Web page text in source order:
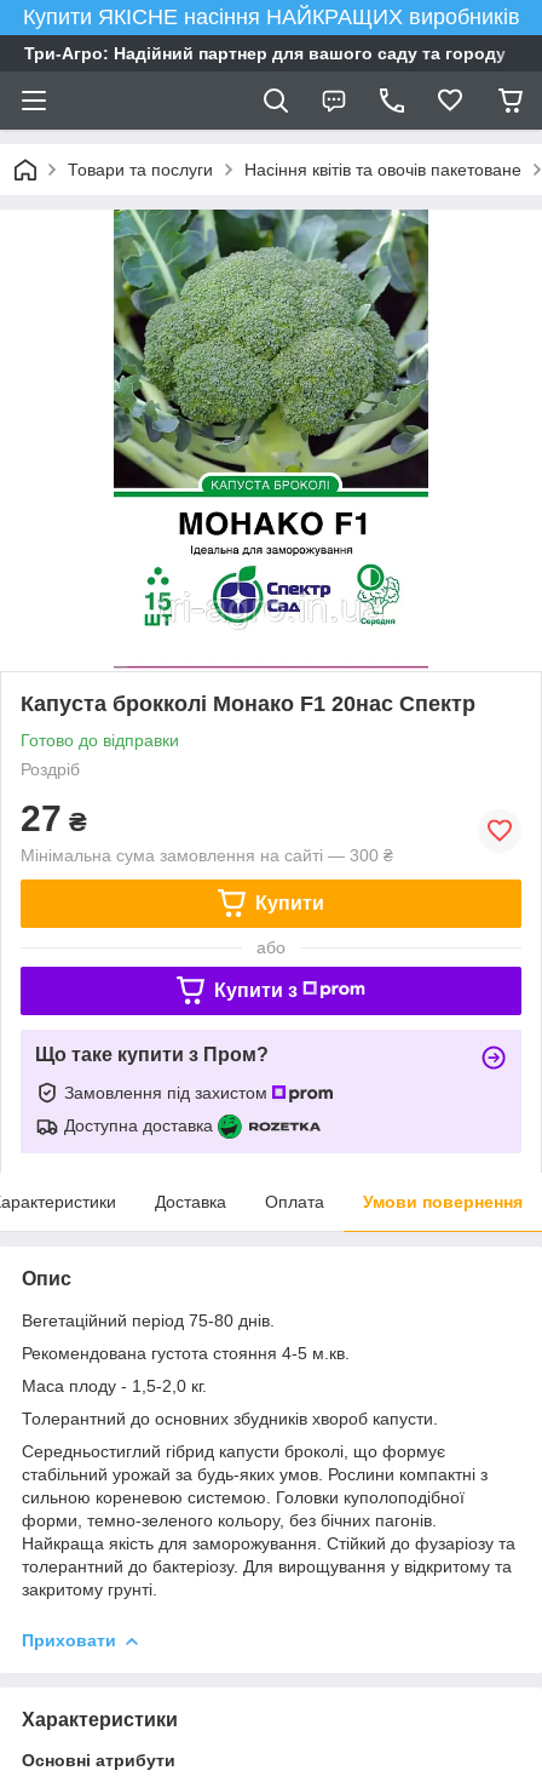
Купити ЯКІСНЕ насіння НАЙКРАЩИХ виробників
Три-Агро: Надійний партнер для вашого саду та городу
Товари та послуги Насіння квітів та овочів пакетоване
Капуста брокколі Монако F1 20нас Спектр
Готово до відправки
Роздріб
27 ₴
Мінімальна сума замовлення на сайті — 300 ₴
Купити
або
Купити з
Що таке купити з Пром?
Замовлення під захистом
Доступна доставка
Доставка Оплата Умови повернення
Опис
Вегетаційний період 75-80 днів.
Рекомендована густота стояння 4-5 м.кв.
Маса плоду - 1,5-2,0 кг.
Толерантний до основних збудників хвороб капусти.
Середньостиглий гібрид капусти броколі, що формує
стабільний урожай за будь-яких умов. Рослини компактні з
сильною кореневою системою. Головки куполоподібної
форми, темно-зеленого кольору, без бічних пагонів.
Найкраща якість для заморожування. Стійкий до фузаріозу та
толерантний до бактеріозу. Для вирощування у відкритому та
закритому грунті.
Приховати
Характеристики
Основні атрибути